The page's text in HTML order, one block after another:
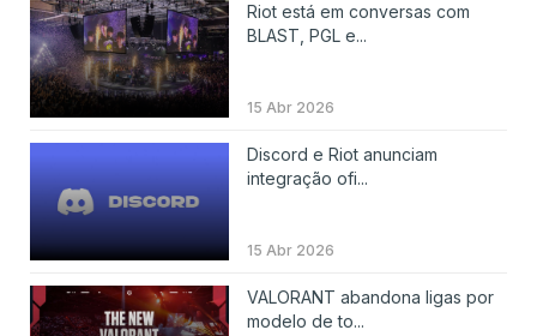
Riot está em conversas com
BLAST, PGL e...
15 Abr 2026
Discord e Riot anunciam
integração ofi...
15 Abr 2026
VALORANT abandona ligas por
modelo de to...